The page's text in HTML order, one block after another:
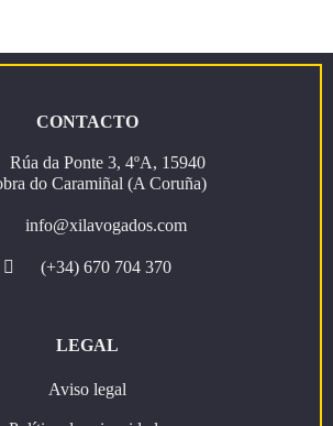
CONTACTO
Rúa da Ponte 3, 4ºA, 15940
do Caramiñal (A Coruña)
info@xilavogados.com
(+34) 670 704 370
LEGAL
Aviso legal